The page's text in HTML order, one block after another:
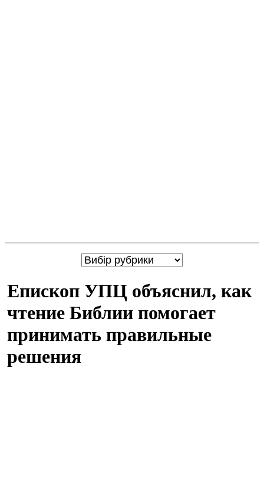
Епископ УПЦ объяснил, как
чтение Библии помогает
принимать правильные
решения